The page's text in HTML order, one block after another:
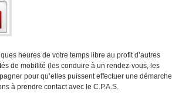
heures de votre temps libre au profit d’autres
de mobilité (les conduire à un rendez-vous, les
pour qu’elles puissent effectuer une démarche
à prendre contact avec le C.P.A.S.